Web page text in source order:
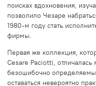
поисках вдохновения,
позволило Чезаре
1980-м году стать
фирмы.
Первая же коллекция,
Cesare Paciotti,
безошибочно
оставаться невероятно